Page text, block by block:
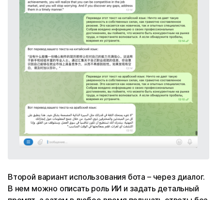
Второй вариант использования бота – через диалог.
В нем можно описать роль ИИ и задать детальный